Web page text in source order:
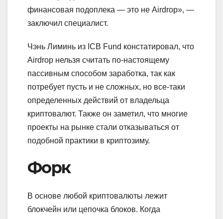
финансовая подоплека — это не Airdrop», —
заключил специалист.
Чэнь Лиминь из ICB Fund констатировал, что
Airdrop нельзя считать по-настоящему
пассивным способом заработка, так как
потребует пусть и не сложных, но все-таки
определенных действий от владельца
криптовалют. Также он заметил, что многие
проекты на рынке стали отказываться от
подобной практики в криптозиму.
Форк
В основе любой криптовалюты лежит
блокчейн или цепочка блоков. Когда